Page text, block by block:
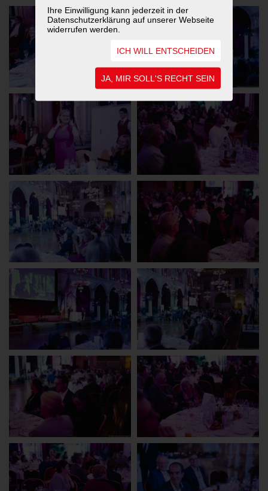
Ihre Einwilligung kann jederzeit in der
Datenschutzerklärung auf unserer Webseite
widerrufen werden.
ICH WILL ENTSCHEIDEN
JA, MIR SOLL'S RECHT SEIN